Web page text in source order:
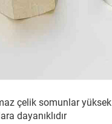
çelik somunlar yüksek
dayanıklıdır